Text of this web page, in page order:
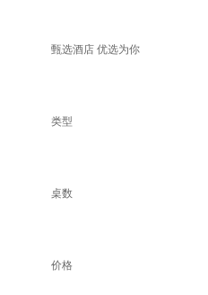
甄选酒店 优选为你
类型
桌数
价格